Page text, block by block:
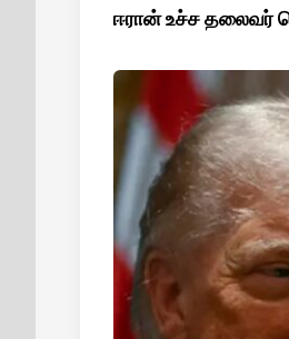
ஈரான் உச்ச தலைவர்